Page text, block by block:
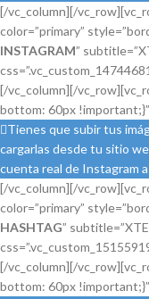
[/vc_column][/
color=”primary”
INSTAGRAM”
[/vc_column][/
bottom: 60px
Tienes que subir tus
cargarlas desde tu sitio
cuenta real de Instagram
[/vc_column][/
color=”primary”
HASHTAG”
[/vc_column][/
bottom: 60px